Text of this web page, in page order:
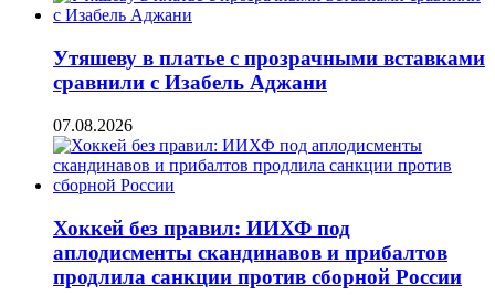
Утяшеву в платье с прозрачными вставками
сравнили с Изабель Аджани
07.08.2026
Хоккей без правил: ИИХФ под
аплодисменты скандинавов и прибалтов
продлила санкции против сборной России